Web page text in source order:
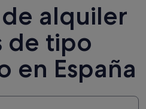
de alquiler
de tipo
en España